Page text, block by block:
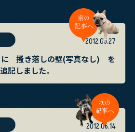
2012.05.27
に 搔き落しの壁(写真なし) を
追記しました。
2012.06.14